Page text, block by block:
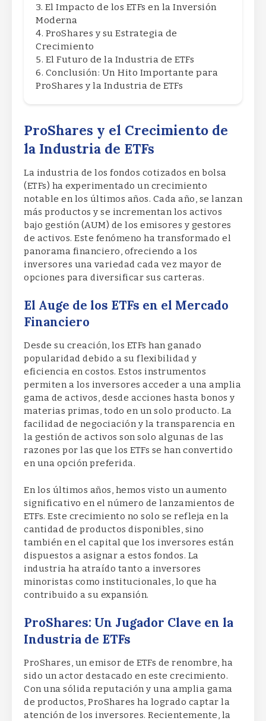
El Impacto de los ETFs en la Inversión
Moderna
ProShares y su Estrategia de
Crecimiento
El Futuro de la Industria de ETFs
Conclusión: Un Hito Importante para
ProShares y la Industria de ETFs
ProShares y el Crecimiento de
la Industria de ETFs
La industria de los fondos cotizados en bolsa
(ETFs) ha experimentado un crecimiento
notable en los últimos años. Cada año, se lanzan
más productos y se incrementan los activos
bajo gestión (AUM) de los emisores y gestores
de activos. Este fenómeno ha transformado el
panorama financiero, ofreciendo a los
inversores una variedad cada vez mayor de
opciones para diversificar sus carteras.
El Auge de los ETFs en el Mercado
Financiero
Desde su creación, los ETFs han ganado
popularidad debido a su flexibilidad y
eficiencia en costos. Estos instrumentos
permiten a los inversores acceder a una amplia
gama de activos, desde acciones hasta bonos y
materias primas, todo en un solo producto. La
facilidad de negociación y la transparencia en
la gestión de activos son solo algunas de las
razones por las que los ETFs se han convertido
en una opción preferida.
En los últimos años, hemos visto un aumento
significativo en el número de lanzamientos de
ETFs. Este crecimiento no solo se refleja en la
cantidad de productos disponibles, sino
también en el capital que los inversores están
dispuestos a asignar a estos fondos. La
industria ha atraído tanto a inversores
minoristas como institucionales, lo que ha
contribuido a su expansión.
ProShares: Un Jugador Clave en la
Industria de ETFs
ProShares, un emisor de ETFs de renombre, ha
sido un actor destacado en este crecimiento.
Con una sólida reputación y una amplia gama
de productos, ProShares ha logrado captar la
atención de los inversores. Recientemente, la